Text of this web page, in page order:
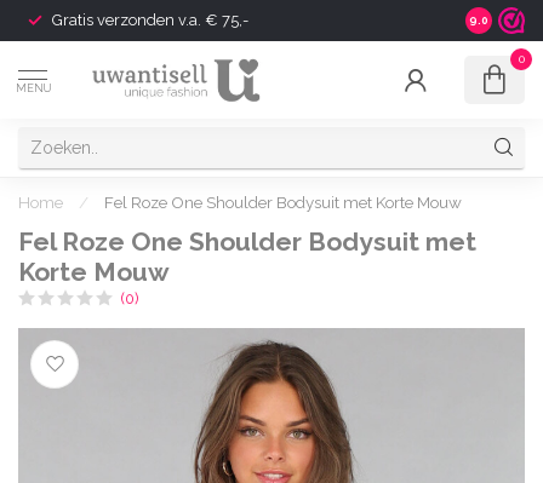
Gratis verzonden v.a. € 75,- Shipping
9.0
MENU
0
Home / Fel Roze One Shoulder Bodysuit met Korte Mouw
Fel Roze One Shoulder Bodysuit met
Korte Mouw
(0)